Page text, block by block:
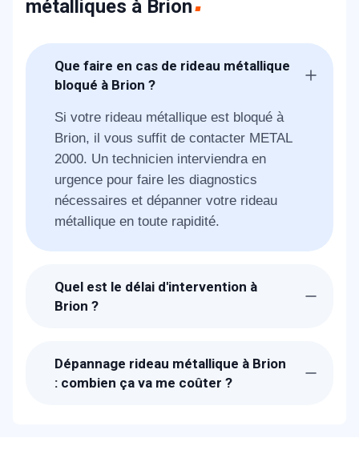
métalliques à Brion
Que faire en cas de rideau métallique
bloqué à Brion ?
Si votre rideau métallique est bloqué à
Brion, il vous suffit de contacter METAL
2000. Un technicien interviendra en
urgence pour faire les diagnostics
nécessaires et dépanner votre rideau
métallique en toute rapidité.
Quel est le délai d'intervention à
Brion ?
vous à Brion dans l'heure pour vous
dépanner.
Dépannage rideau métallique à Brion
: combien ça va me coûter ?